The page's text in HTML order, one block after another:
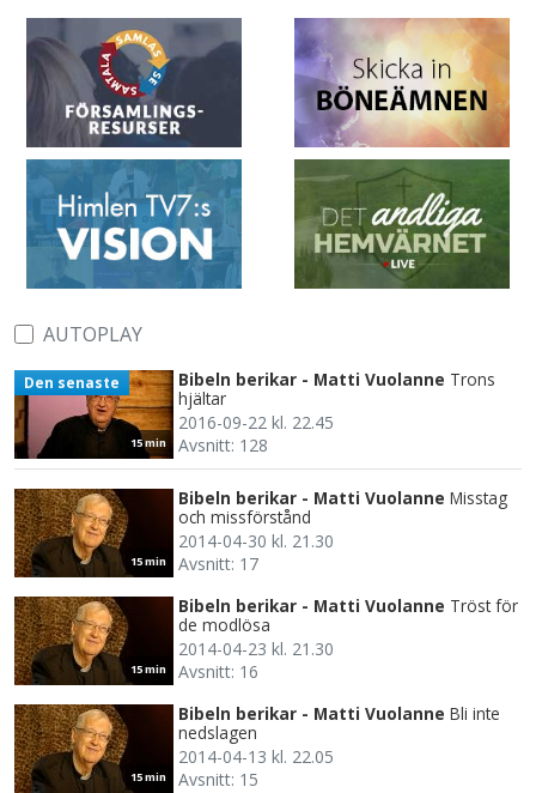
AUTOPLAY
15 min
Den senaste Bibeln berikar - Matti Vuolanne Trons
hjältar
2016-09-22 kl. 22.45
Avsnitt: 128
15 min
Bibeln berikar - Matti Vuolanne Misstag
och missförstånd
2014-04-30 kl. 21.30
Avsnitt: 17
15 min
Bibeln berikar - Matti Vuolanne Tröst för
de modlösa
2014-04-23 kl. 21.30
Avsnitt: 16
15 min
Bibeln berikar - Matti Vuolanne Bli inte
nedslagen
2014-04-13 kl. 22.05
Avsnitt: 15